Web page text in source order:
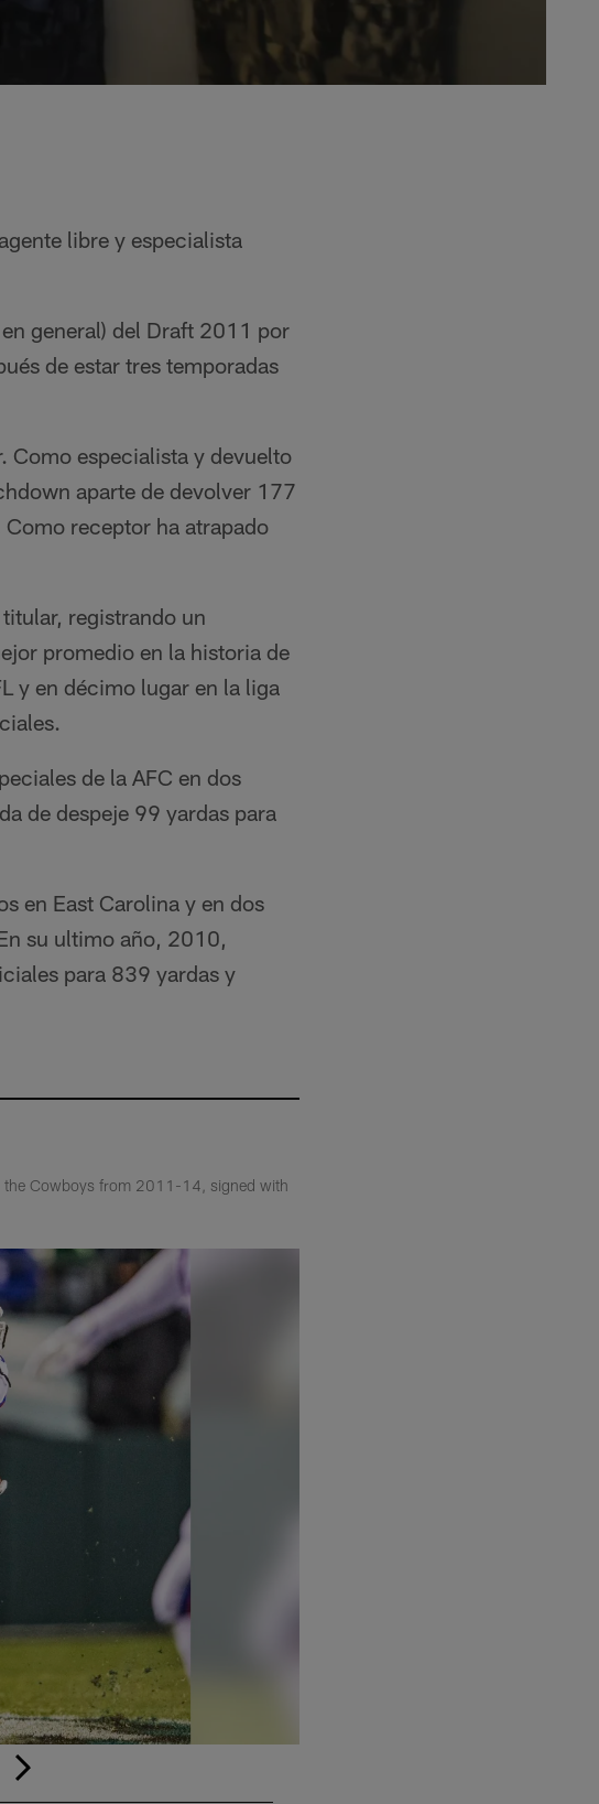
libre y especialista
general) del Draft 2011 por
de estar tres temporadas
especialista y devuelto
aparte de devolver 177
receptor ha atrapado
registrando un
promedio en la historia de
y en décimo lugar en la liga
de la AFC en dos
de despeje 99 yardas para
en East Carolina y en dos
su ultimo año, 2010,
para 839 yardas y
the Cowboys from 2011-14, signed with